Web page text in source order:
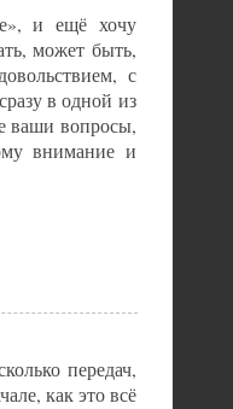
и ещё хочу
может быть,
с
в одной из
ваши вопросы,
внимание и
передач,
как это всё